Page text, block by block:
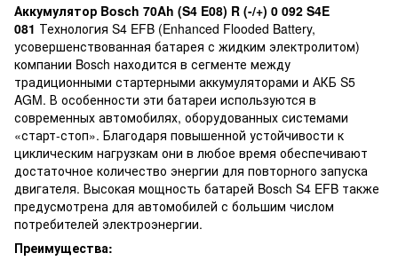
Аккумулятор Bosch 70Ah (S4 E08) R (-/+) 0 092 S4E
081 Технология S4 EFB (Enhanced Flooded Battery,
усовершенствованная батарея с жидким электролитом)
компании Bosch находится в сегменте между
традиционными стартерными аккумуляторами и АКБ S5
AGM. В особенности эти батареи используются в
современных автомобилях, оборудованных системами
«старт-стоп». Благодаря повышенной устойчивости к
циклическим нагрузкам они в любое время обеспечивают
достаточное количество энергии для повторного запуска
двигателя. Высокая мощность батарей Bosch S4 EFB также
предусмотрена для автомобилей с большим числом
потребителей электроэнергии.
Преимущества: